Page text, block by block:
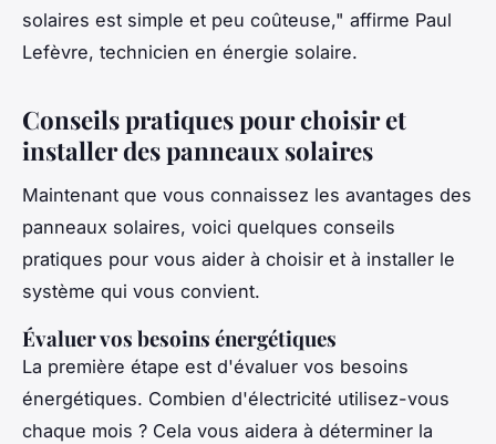
solaires est simple et peu coûteuse," affirme Paul
Lefèvre, technicien en énergie solaire.
Conseils pratiques pour choisir et
installer des panneaux solaires
Maintenant que vous connaissez les avantages des
panneaux solaires, voici quelques conseils
pratiques pour vous aider à choisir et à installer le
système qui vous convient.
Évaluer vos besoins énergétiques
La première étape est d'évaluer vos besoins
énergétiques. Combien d'électricité utilisez-vous
chaque mois ? Cela vous aidera à déterminer la